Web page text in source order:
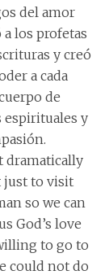
del amor
los profetas
y creó
a cada
de
espirituales y
dramatically
just to visit
so we can
God’s love
to go to
could not do